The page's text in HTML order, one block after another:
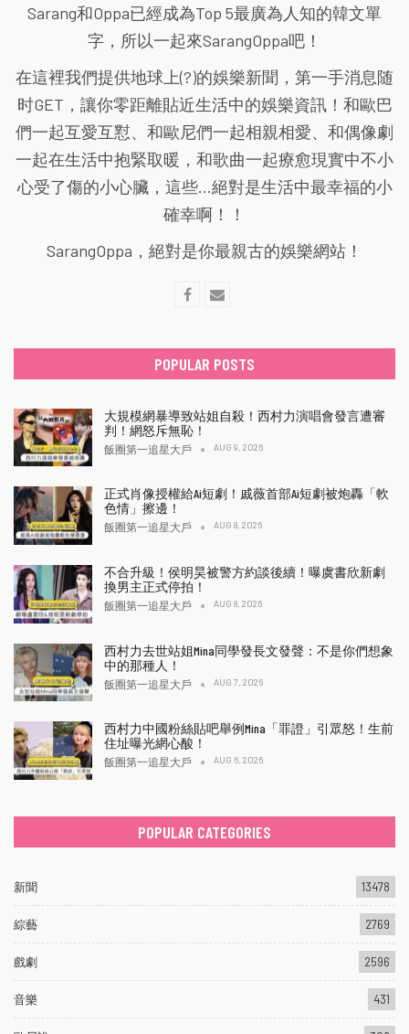
Sarang和Oppa已經成為Top 5最廣為人知的韓文單
字，所以一起來SarangOppa吧！
在這裡我們提供地球上(?)的娛樂新聞，第一手消息随
时GET，讓你零距離貼近生活中的娛樂資訊！和歐巴
們一起互愛互懟、和歐尼們一起相親相愛、和偶像劇
一起在生活中抱緊取暖，和歌曲一起療愈現實中不小
心受了傷的小心臟，這些...絕對是生活中最幸福的小
確幸啊！！
SarangOppa，絕對是你最親古的娛樂網站！
POPULAR POSTS
大規模網暴導致站姐自殺！西村力演唱會發言遭審
判！網怒斥無恥！
飯圈第一追星大戶 AUG 9, 2026
正式肖像授權給Ai短劇！戚薇首部Ai短劇被炮轟「軟
色情」擦邊！
飯圈第一追星大戶 AUG 8, 2026
不合升級！侯明昊被警方約談後續！曝虞書欣新劇
換男主正式停拍！
飯圈第一追星大戶 AUG 8, 2026
西村力去世站姐Mina同學發長文發聲：不是你們想象
中的那種人！
飯圈第一追星大戶 AUG 7, 2026
西村力中國粉絲貼吧舉例Mina「罪證」引眾怒！生前
住址曝光網心酸！
飯圈第一追星大戶 AUG 6, 2026
POPULAR CATEGORIES
新聞 13478
綜藝 2769
戲劇 2596
音樂 431